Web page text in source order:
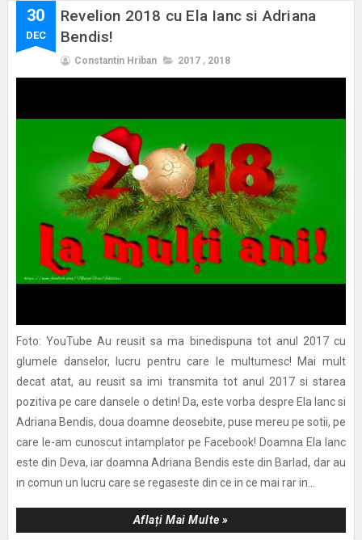
30
DEC
Revelion 2018 cu Ela Ianc si Adriana
Bendis!
Constantin Hriban 2017 , 2018
Foto: YouTube Au reusit sa ma binedispuna tot anul 2017 cu
glumele danselor, lucru pentru care le multumesc! Mai mult
decat atat, au reusit sa imi transmita tot anul 2017 si starea
pozitiva pe care dansele o detin! Da, este vorba despre Ela Ianc si
Adriana Bendis, doua doamne deosebite, puse mereu pe sotii, pe
care le-am cunoscut intamplator pe Facebook! Doamna Ela Ianc
este din Deva, iar doamna Adriana Bendis este din Barlad, dar au
in comun un lucru care se regaseste din ce in ce mai rar in...
Aflați Mai Multe »